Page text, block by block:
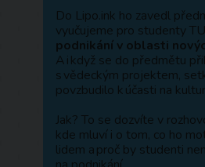
Do Lipo.ink ho zavedl
vyučujeme pro studenty
podnikání v oblasti
A i když se do předmětu
s vědeckým projektem,
povzbudilo k účasti na
Jak? To se dozvíte v
kde mluví i o tom, co ho
lidem a proč by studenti